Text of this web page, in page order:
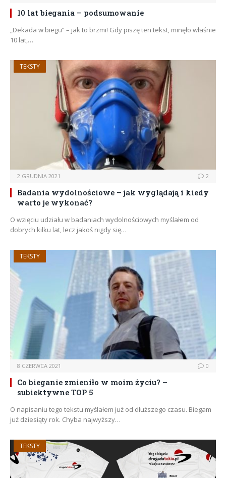
10 lat biegania – podsumowanie
„Dekada w biegu” – jak to brzmi! Gdy piszę ten tekst, minęło właśnie
10 lat,…
TEKSTY
2 GRUDNIA 2021 2
Badania wydolnościowe – jak wyglądają i kiedy
warto je wykonać?
O wzięciu udziału w badaniach wydolnościowych myślałem od
dobrych kilku lat, lecz jakoś nigdy się…
TEKSTY
8 CZERWCA 2021 0
Co bieganie zmieniło w moim życiu? –
subiektywne TOP 5
O napisaniu tego tekstu myślałem już od dłuższego czasu. Biegam
już dziesiąty rok. Chyba najwyższy…
TEKSTY